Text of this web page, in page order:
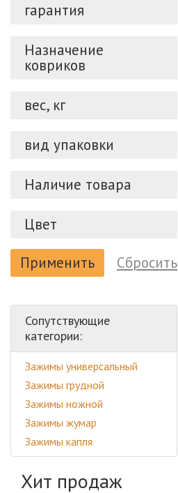
гарантия
Назначение
ковриков
вес, кг
вид упаковки
Наличие товара
Цвет
Применить Сбросить
Сопутствующие
категории:
Зажимы универсальный
Зажимы грудной
Зажимы ножной
Зажимы жумар
Зажимы капля
Хит продаж